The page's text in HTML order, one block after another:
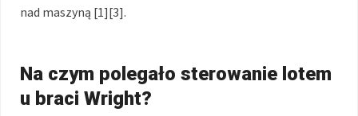
nad maszyną [1][3].
Na czym polegało sterowanie lotem
u braci Wright?